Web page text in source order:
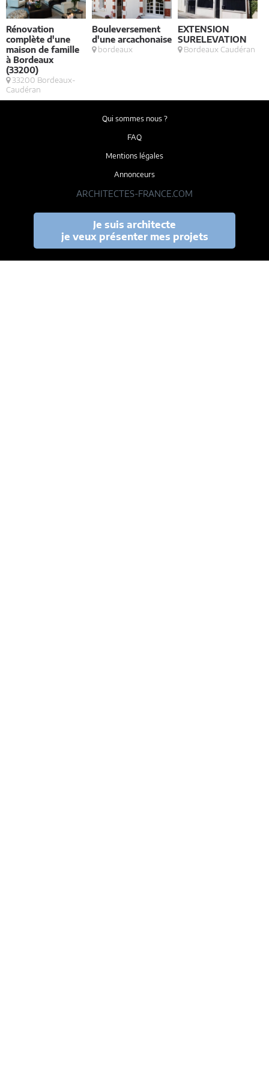
Rénovation
complète d'une
maison de famille
à Bordeaux
(33200)
33200 Bordeaux-
Caudéran
Bouleversement
d'une arcachonaise
bordeaux
EXTENSION
SURELEVATION
Bordeaux Caudéran
Qui sommes nous ?
FAQ
Mentions légales
Annonceurs
ARCHITECTES-FRANCE.COM
Je suis architecte
je veux présenter mes projets